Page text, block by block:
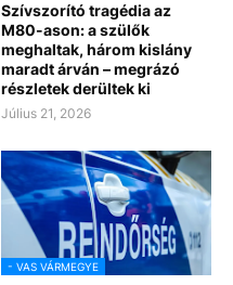
Szívszorító tragédia az
M80-ason: a szülők
meghaltak, három kislány
maradt árván – megrázó
részletek derültek ki
Július 21, 2026
- VAS VÁRMEGYE